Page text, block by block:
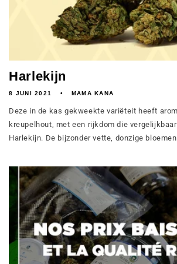
Harlekijn
8 JUNI 2021 MAMA KANA
Deze in de kas gekweekte variëteit heeft
kreupelhout, met een rijkdom die
Harlekijn. De bijzonder vette, donzige